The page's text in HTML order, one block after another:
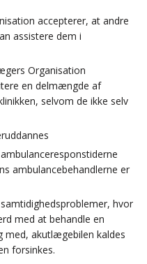
accepterer, at andre
assistere dem i
Organisation
en delmængde af
selvom de ikke selv
ambulancebehandlerne er
hvor
med at behandle en
med, akutlægebilen kaldes
forsinkes.